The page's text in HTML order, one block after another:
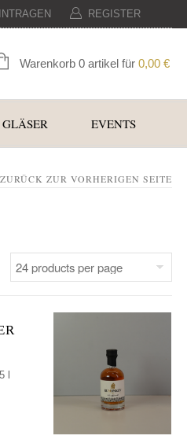
REGISTER
Warenkorb 0 artikel für 0,00 €
GLÄSER EVENTS
ZURÜCK ZUR VORHERIGEN SEITE
l